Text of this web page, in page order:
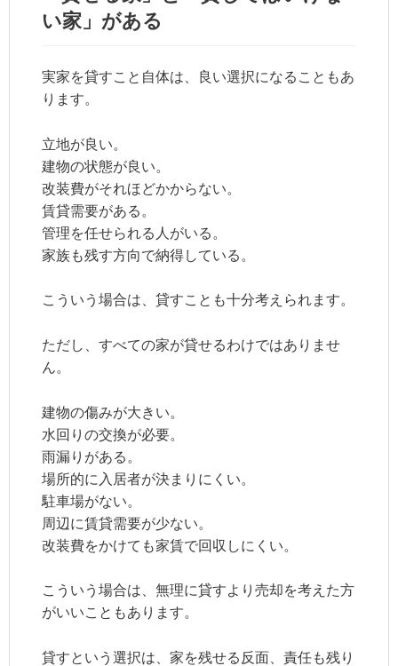
い家」がある
実家を貸すこと自体は、良い選択になることもあ
ります。
立地が良い。
建物の状態が良い。
改装費がそれほどかからない。
賃貸需要がある。
管理を任せられる人がいる。
家族も残す方向で納得している。
こういう場合は、貸すことも十分考えられます。
ただし、すべての家が貸せるわけではありませ
ん。
建物の傷みが大きい。
水回りの交換が必要。
雨漏りがある。
場所的に入居者が決まりにくい。
駐車場がない。
周辺に賃貸需要が少ない。
改装費をかけても家賃で回収しにくい。
こういう場合は、無理に貸すより売却を考えた方
がいいこともあります。
貸すという選択は、家を残せる反面、責任も残り